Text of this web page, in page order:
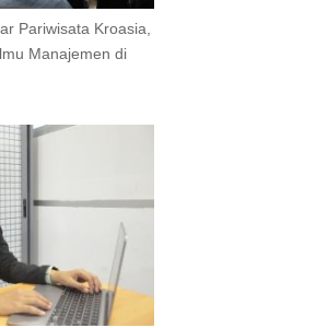
Pariwisata Kroasia,
Manajemen di